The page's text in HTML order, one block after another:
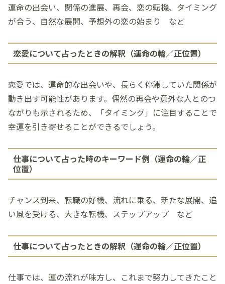
運命の出会い、関係の進展、再会、恋の転機、タイミング
が合う、自然な展開、予想外の恋の始まり など
恋愛について占ったときの解釈（運命の輪／正位置）
恋愛では、運命的な出会いや、長らく停滞していた関係が
動き出す可能性があります。偶然の再会や意外な人とのつ
ながりも示されるため、「タイミング」に注目することで
幸運を引き寄せることができるでしょう。
仕事について占った時のキーワード例（運命の輪／正
位置）
チャンス到来、転職の好機、流れに乗る、新たな展開、追
い風を受ける、大きな転機、ステップアップ など
仕事について占ったときの解釈（運命の輪／正位置）
仕事では、運の流れが味方し、これまで努力してきたこと